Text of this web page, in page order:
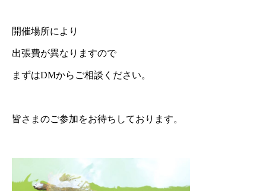
開催場所により
出張費が異なりますので
まずはDMからご相談ください。
皆さまのご参加をお待ちしております。